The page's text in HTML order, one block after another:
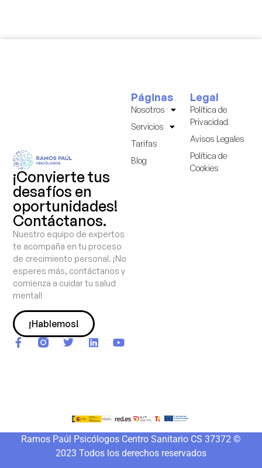
¡Convierte tus
desafíos en
oportunidades!
Contáctanos.
Nuestro equipo de expertos
te acompaña en tu proceso
de crecimiento personal. ¡No
esperes más, contáctanos y
comienza a cuidar tu salud
mental!
¡Hablemos!
Legal
Política de
Privacidad
Avisos Legales
Política de
Cookies
Páginas
Nosotros
Servicios
Tarifas
Blog
Ramos Paúl Psicólogos Centro Sanitario CS 37372 ©
2023 Todos los derechos reservados